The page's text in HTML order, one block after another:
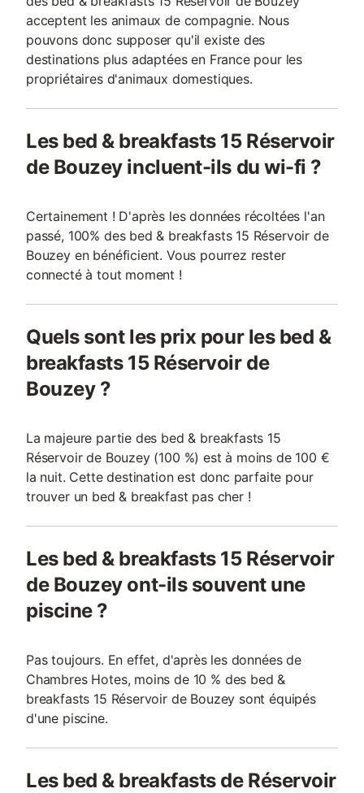
acceptent les animaux de compagnie. Nous
pouvons donc supposer qu'il existe des
destinations plus adaptées en France pour les
propriétaires d'animaux domestiques.
Les bed & breakfasts 15 Réservoir
de Bouzey incluent-ils du wi-fi ?
Certainement ! D'après les données récoltées l'an
passé, 100% des bed & breakfasts 15 Réservoir de
Bouzey en bénéficient. Vous pourrez rester
connecté à tout moment !
Quels sont les prix pour les bed &
breakfasts 15 Réservoir de
Bouzey ?
La majeure partie des bed & breakfasts 15
Réservoir de Bouzey (100 %) est à moins de 100 €
la nuit. Cette destination est donc parfaite pour
trouver un bed & breakfast pas cher !
Les bed & breakfasts 15 Réservoir
de Bouzey ont-ils souvent une
piscine ?
Pas toujours. En effet, d'après les données de
Chambres Hotes, moins de 10 % des bed &
breakfasts 15 Réservoir de Bouzey sont équipés
d'une piscine.
Les bed & breakfasts de Réservoir